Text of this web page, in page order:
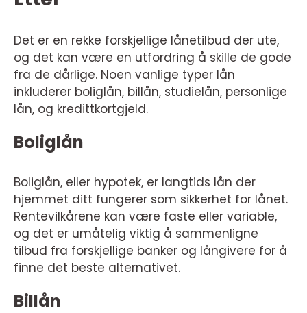
Det er en rekke forskjellige lånetilbud der ute,
og det kan være en utfordring å skille de gode
fra de dårlige. Noen vanlige typer lån
inkluderer boliglån, billån, studielån, personlige
lån, og kredittkortgjeld.
Boliglån
Boliglån, eller hypotek, er langtids lån der
hjemmet ditt fungerer som sikkerhet for lånet.
Rentevilkårene kan være faste eller variable,
og det er umåtelig viktig å sammenligne
tilbud fra forskjellige banker og långivere for å
finne det beste alternativet.
Billån